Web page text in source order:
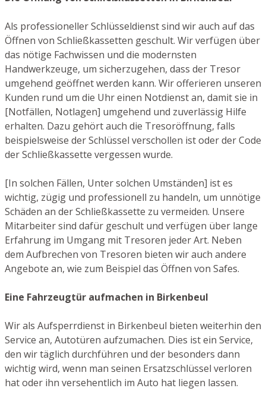
Als professioneller Schlüsseldienst sind wir auch auf das
Öffnen von Schließkassetten geschult. Wir verfügen über
das nötige Fachwissen und die modernsten
Handwerkzeuge, um sicherzugehen, dass der Tresor
umgehend geöffnet werden kann. Wir offerieren unseren
Kunden rund um die Uhr einen Notdienst an, damit sie in
[Notfällen, Notlagen] umgehend und zuverlässig Hilfe
erhalten. Dazu gehört auch die Tresoröffnung, falls
beispielsweise der Schlüssel verschollen ist oder der Code
der Schließkassette vergessen wurde.
[In solchen Fällen, Unter solchen Umständen] ist es
wichtig, zügig und professionell zu handeln, um unnötige
Schäden an der Schließkassette zu vermeiden. Unsere
Mitarbeiter sind dafür geschult und verfügen über lange
Erfahrung im Umgang mit Tresoren jeder Art. Neben
dem Aufbrechen von Tresoren bieten wir auch andere
Angebote an, wie zum Beispiel das Öffnen von Safes.
Eine Fahrzeugtür aufmachen in Birkenbeul
Wir als Aufsperrdienst in Birkenbeul bieten weiterhin den
Service an, Autotüren aufzumachen. Dies ist ein Service,
den wir täglich durchführen und der besonders dann
wichtig wird, wenn man seinen Ersatzschlüssel verloren
hat oder ihn versehentlich im Auto hat liegen lassen.